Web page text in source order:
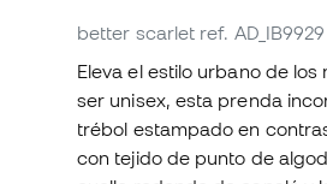
better scarlet ref. AD_IB9929
Eleva el estilo urbano de
ser unisex, esta prenda
trébol estampado en
con tejido de punto de